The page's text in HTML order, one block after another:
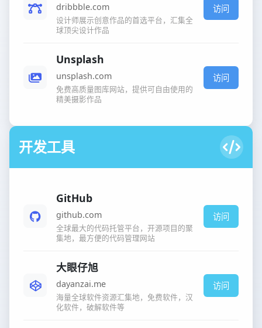
dribbble.com
设计师展示创意作品的首选平台，汇集全
球顶尖设计作品
访问
Unsplash
unsplash.com
免费高质量图库网站，提供可自由使用的
精美摄影作品
访问
开发工具
GitHub
github.com
全球最大的代码托管平台，开源项目的聚
集地，最方便的代码管理网站
访问
大眼仔旭
dayanzai.me
海量全球软件资源汇集地，免费软件，汉
化软件，破解软件等
访问